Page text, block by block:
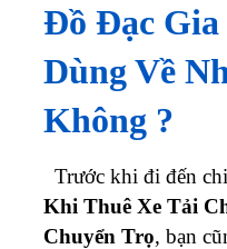
Đồ Đạc
Dùng Về
Không ?
Trước khi đi đến
Khi Thuê Xe Tải
Chuyển Trọ, bạn